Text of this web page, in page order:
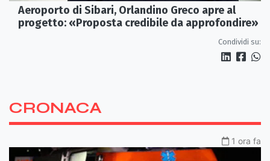
Aeroporto di Sibari, Orlandino Greco apre al
progetto: «Proposta credibile da approfondire»
Condividi su:
CRONACA
1 ora fa